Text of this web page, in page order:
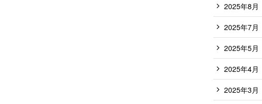
2025年8月
2025年7月
2025年5月
2025年4月
2025年3月